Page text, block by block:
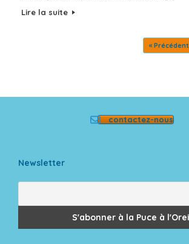
Lire la suite
« Précédent
contactez-nous
Newsletter